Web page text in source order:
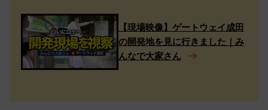
【現場映像】ゲートウェイ成田
の開発地を見に行きました｜み
んなで大家さん